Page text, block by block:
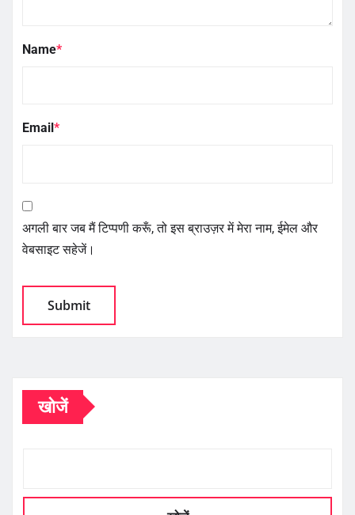
Name*
Email *
अगली बार जब मैं टिप्पणी करूँ, तो इस ब्राउज़र में मेरा नाम, ईमेल और
वेबसाइट सहेजें।
खोजें